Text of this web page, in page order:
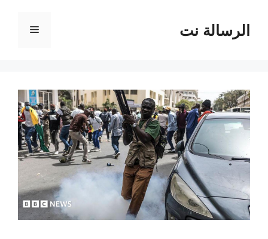
المحتوىالرسالة نت القائمة